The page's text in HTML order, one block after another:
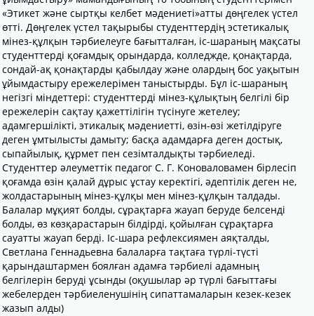
«Этикет және сыртқы келбет мәдениеті»атты дөңгелек үстел
өтті. Дөңгелек үстел тақырыбы студенттердің эстетикалық
мінез-құлқын тәрбиелеуге бағытталған, іс-шараның мақсаты
студенттерді қоғамдық орындарда, колледжде, қонақтарда,
сондай-ақ қонақтарды қабылдау және олардың бос уақытын
ұйымдастыру ережелерімен таныстырды. Бұл іс-шараның
негізгі міндеттері: студенттерді мінез-құлықтың белгілі бір
ережелерін сақтау қажеттілігін түсінуге жетелеу;
адамгершілікті, этикалық мәдениетті, өзін-өзі жетілдіруге
деген ұмтылысты дамыту; басқа адамдарға деген достық,
сыпайылық, құрмет пен сезімталдықты тәрбиеледі.
Студенттер әлеуметтік педагог С. Г. Коноваловамен бірлесіп
қоғамда өзін қалай дұрыс ұстау керектігі, әдептілік деген не,
жолдастарының мінез-құлқы мен мінез-құлқын талдады.
Балалар мұқият болды, сұрақтарға жауап беруде белсенді
болды, өз көзқарастарын білдірді, қойылған сұрақтарға
сауатты жауап берді. Іс-шара рефлексиямен аяқталды,
Светлана Геннадьевна балаларға тақтаға түрлі-түсті
қарындаштармен боялған адамға тәрбиелі адамның
белгілерін беруді ұсынды (оқушылар әр түрлі бағыттағы
жебелерден тәрбиеленушінің сипаттамаларын кезек-кезек
жазып алды)